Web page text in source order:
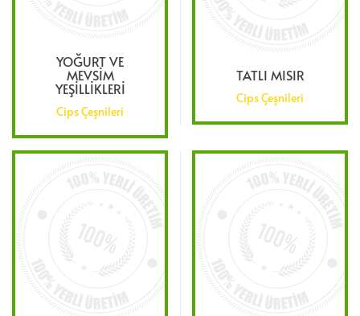
YOĞURT VE
MEVSIM
YEŞILLIKLERI
Cips Çeşnileri
TATLI MISIR
Cips Çeşnileri